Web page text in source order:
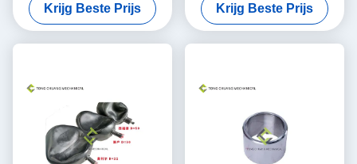
Blokassemblage dragen
Krijg Beste Prijs Krijg Beste Prijs